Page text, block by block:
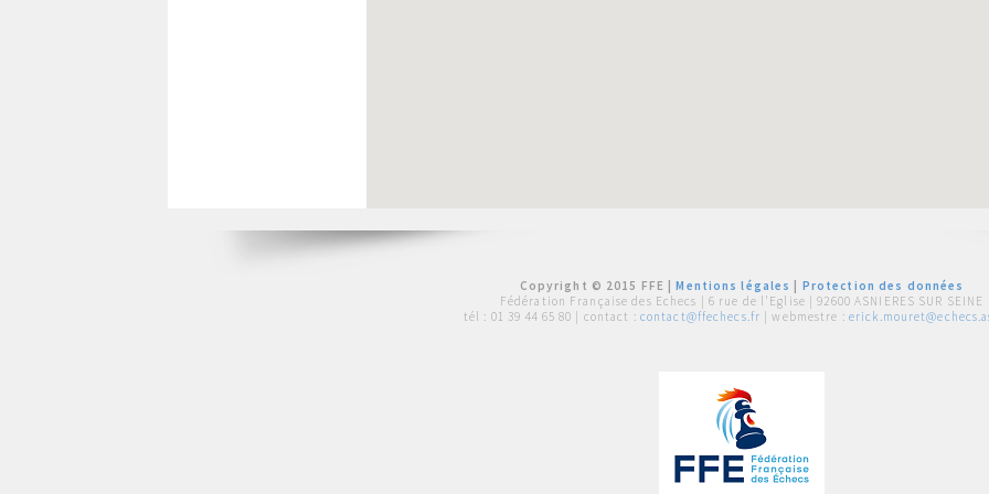
Copyright © 2015 FFE |Mentions légales
Protection des données
Fédération Française des Echecs | 6 rue de l'Eglise | 92600 ASNIERES SUR SEINE
tél : 01 39 44 65 80 | contact : contact@ffechecs.fr | webmestre :